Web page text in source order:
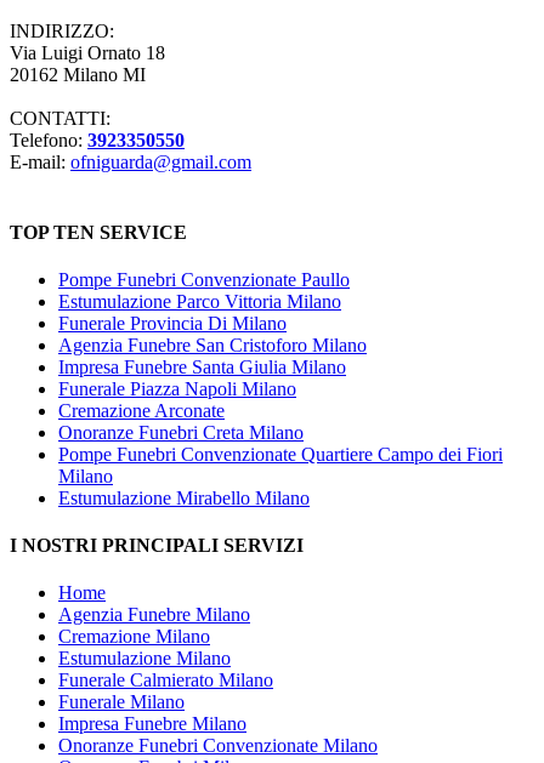
INDIRIZZO:
Via Luigi Ornato 18
20162 Milano MI
CONTATTI:
Telefono: 3923350550
E-mail: ofniguarda@gmail.com
TOP TEN SERVICE
Pompe Funebri Convenzionate Paullo
Estumulazione Parco Vittoria Milano
Funerale Provincia Di Milano
Agenzia Funebre San Cristoforo Milano
Impresa Funebre Santa Giulia Milano
Funerale Piazza Napoli Milano
Cremazione Arconate
Onoranze Funebri Creta Milano
Pompe Funebri Convenzionate Quartiere Campo dei Fiori
Milano
Estumulazione Mirabello Milano
I NOSTRI PRINCIPALI SERVIZI
Home
Agenzia Funebre Milano
Cremazione Milano
Estumulazione Milano
Funerale Calmierato Milano
Funerale Milano
Impresa Funebre Milano
Onoranze Funebri Convenzionate Milano